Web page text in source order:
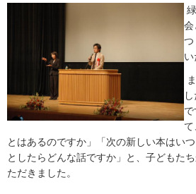
会
つ
い
とはあるのですか」「次の新しい本はい
としたらどんな話ですか」と、子どもた
ただきました。